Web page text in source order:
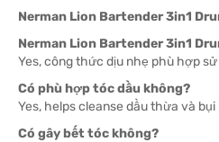
Nerman Lion Bartender 3in1
Nerman Lion Bartender 3in1
Yes, công thức dịu nhẹ phù hợp sử
Có phù hợp tóc dầu không?
Yes, helps cleanse dầu thừa và bụi
Có gây bết tóc không?